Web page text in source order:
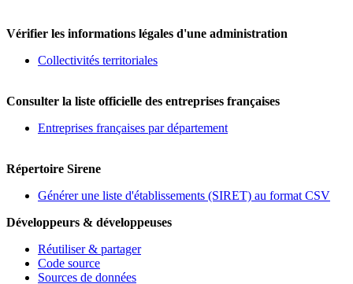
Vérifier les informations légales d'une administration
Collectivités territoriales
Consulter la liste officielle des entreprises françaises
Entreprises françaises par département
Répertoire Sirene
Générer une liste d'établissements (SIRET) au format CSV
Développeurs & développeuses
Réutiliser & partager
Code source
Sources de données